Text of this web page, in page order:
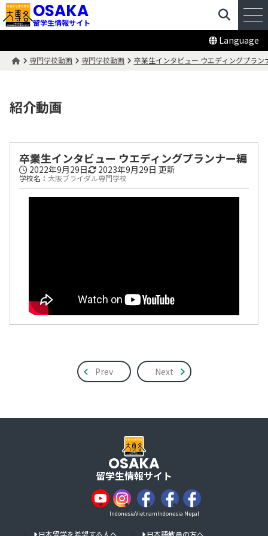
OSAKA
留学生情報サイト
Language
専門学校動画 専門学校動画 卒業生インタビュー ウエディングプラン
紹介動画
卒業生インタビュー ウエディングプランナー編
2022年9月29日 2023年9月29日 更新
学校名： 大阪ブライダル専門学校
Prev Next
OSAKA
留学生情報サイト
IndonesiaVietnamIndonesia Nepal
日本留学を希望する人へ 日本語教員の方へ